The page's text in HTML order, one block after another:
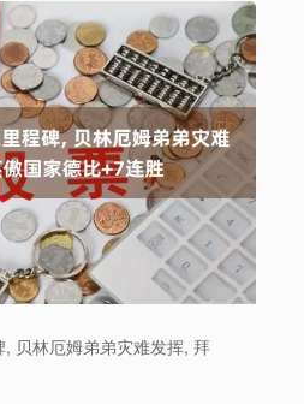
贝林厄姆弟弟灾难发挥, 拜